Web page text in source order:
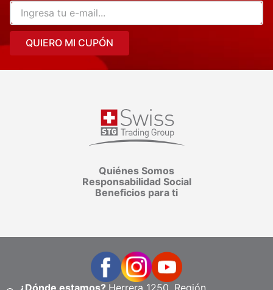
QUIERO MI CUPÓN
Quiénes Somos
Responsabilidad Social
Beneficios para ti